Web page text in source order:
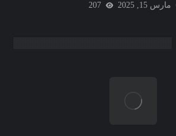
مارس 15, 2025
207